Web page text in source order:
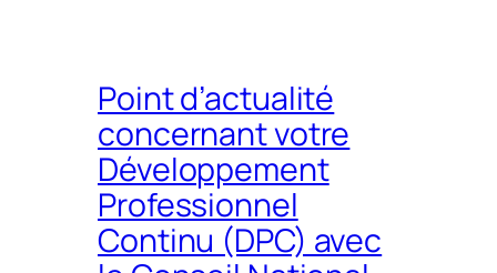
Point d’actualité
concernant votre
Développement
Professionnel
Continu (DPC) avec